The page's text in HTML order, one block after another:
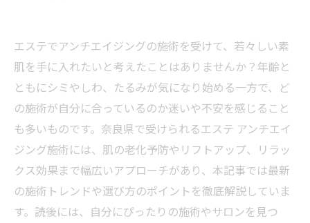
エステでアンチエイジングの施術を受けて、若々しい素
肌を手に入れたいと考えたことはありませんか？年齢と
ともにシミやしわ、たるみが気になり始める一方で、ど
の施術が自分に合っているのか迷いや不安を感じること
も多いものです。奈良県で受けられるエステ アンチエイ
ジング施術には、肌の老化予防やリフトアップ、リラッ
クス効果まで幅広いアプローチがあり、本記事では最新
の施術トレンドや選び方のポイントを徹底解説していま
す。読後には、自分にぴったりの施術やサロンを見つ